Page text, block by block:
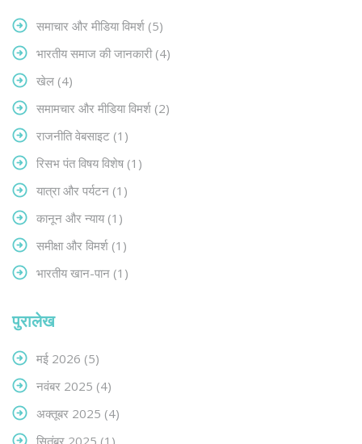
समाचार और मीडिया विमर्श (5)
भारतीय समाज की जानकारी (4)
खेल (4)
समामचार और मीडिया विमर्श (2)
राजनीति वेबसाइट (1)
रिसभ पंत विषय विशेष (1)
यात्रा और पर्यटन (1)
कानून और न्याय (1)
समीक्षा और विमर्श (1)
भारतीय खान-पान (1)
पुरालेख
मई 2026 (5)
नवंबर 2025 (4)
अक्तूबर 2025 (4)